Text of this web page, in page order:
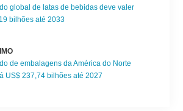
global de latas de bebidas deve valer
bilhões até 2033
de embalagens da América do Norte
US$ 237,74 bilhões até 2027